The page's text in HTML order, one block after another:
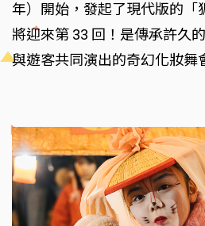
年）開始，發起了現代版的「
將迎來第 33 回！是傳承許久
與遊客共同演出的奇幻化妝舞